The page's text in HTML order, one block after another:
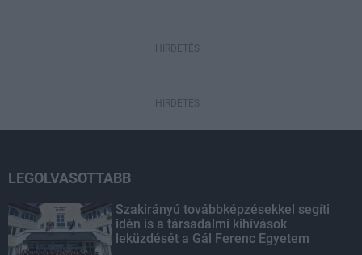
HIRDETÉS
HIRDETÉS
LEGOLVASOTTABB
Szakirányú továbbképzésekkel segíti
idén is a társadalmi kihívások
leküzdését a Gál Ferenc Egyetem